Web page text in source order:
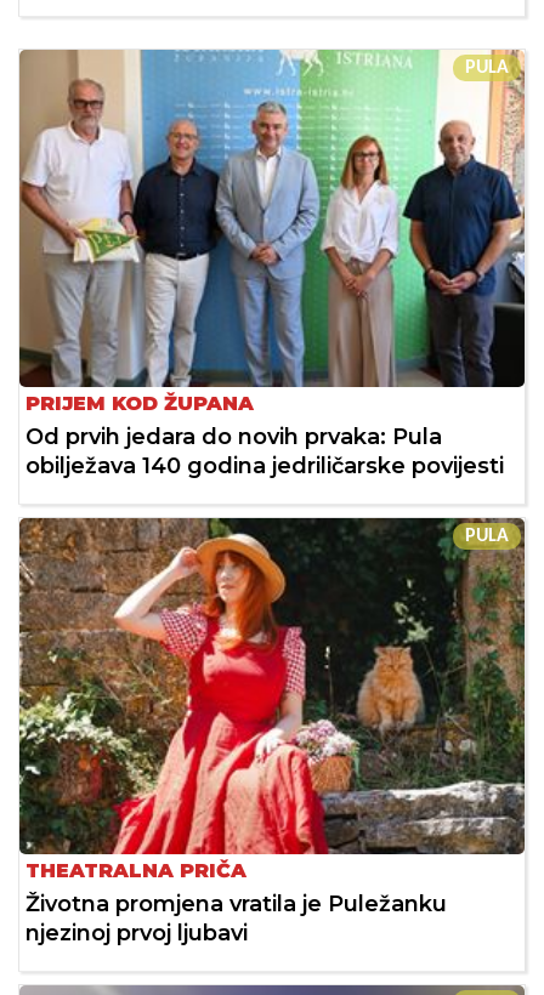
PULA
PRIJEM KOD ŽUPANA
Od prvih jedara do novih prvaka: Pula
obilježava 140 godina jedriličarske povijesti
PULA
THEATRALNA PRIČA
Životna promjena vratila je Puležanku
njezinoj prvoj ljubavi